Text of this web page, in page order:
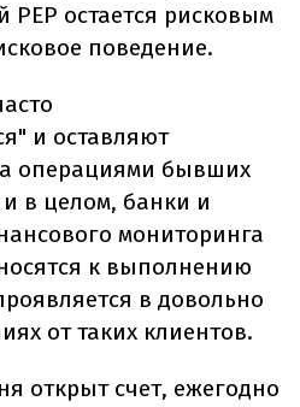
PEP остается рисковым
поведение.
и оставляют
операциями бывших
в целом, банки и
мониторинга
к выполнению
в довольно
от таких клиентов.
открыт счет, ежегодно